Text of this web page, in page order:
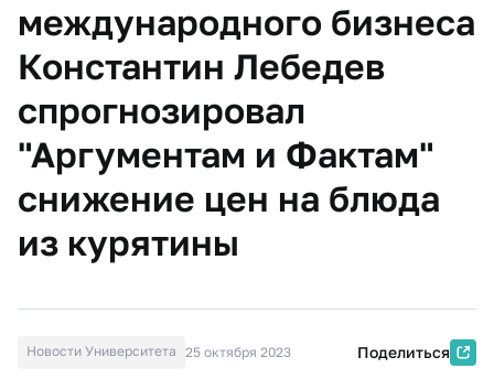
международного бизнеса
Константин Лебедев
спрогнозировал
"Аргументам и Фактам"
снижение цен на блюда
из курятины
Новости Университета 25 октября 2023 Поделиться